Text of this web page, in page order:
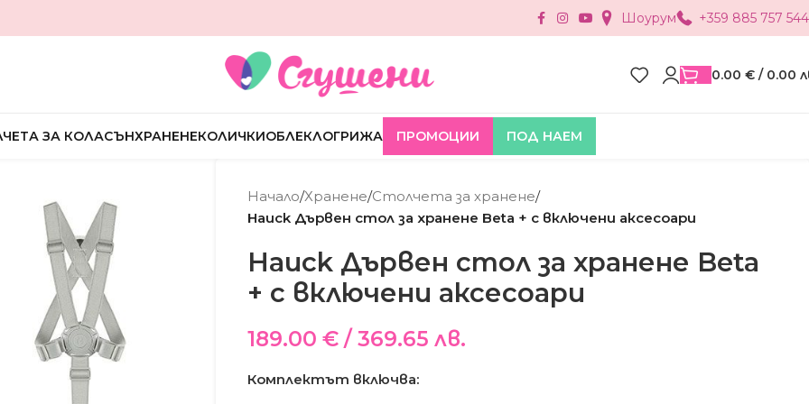
Шоурум +359 885 757 544
0.00 € / 0.00
ЗА КОЛАСЪНХРАНЕНЕКОЛИЧКИОБЛЕКЛОГРИЖА ПРОМОЦИИ ПОД НАЕМ
Начало/Хранене/Столчета за хранене/
Hauck Дървен стол за хранене Beta + с включени аксесоари
Hauck Дървен стол за хранене Beta
+ с включени аксесоари
189.00 € / 369.65 лв.
Комплектът включва: